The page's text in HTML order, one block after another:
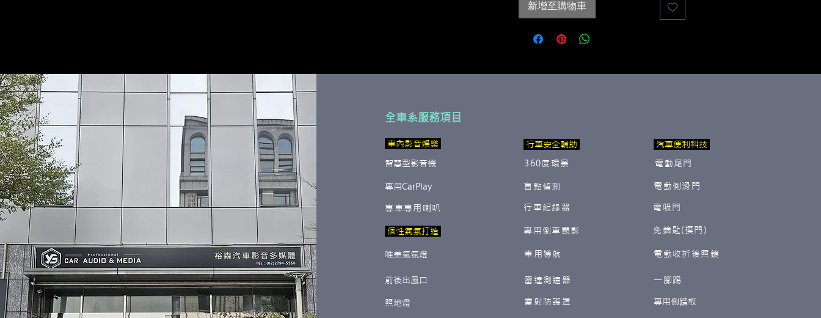
新增至購物車
全車系服務項目
​ 車內影音娛樂
智慧型影音機
行車安全輔助
360度環景
專用CarPlay
專車專用喇叭
盲點偵測
行車紀錄器
專用倒車顯影
​ 個性氣氛打造
唯美氣氛燈 車用導航
汽車便利科技
電動尾門
電動側滑門
電吸門
免鑰匙(摸門)
電動收折後照鏡
前後出風口 雷達測速器
照地燈 雷射防護罩
一腳踢
​專用側踏板